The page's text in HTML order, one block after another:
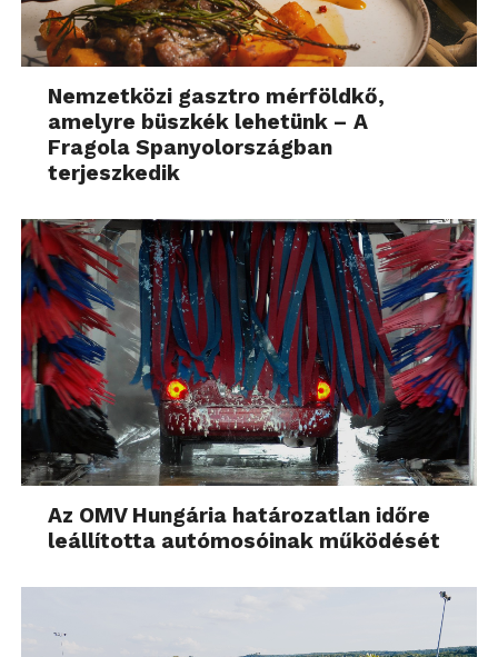
Nemzetközi gasztro mérföldkő,
amelyre büszkék lehetünk – A
Fragola Spanyolországban
terjeszkedik
Az OMV Hungária határozatlan időre
leállította autómosóinak működését